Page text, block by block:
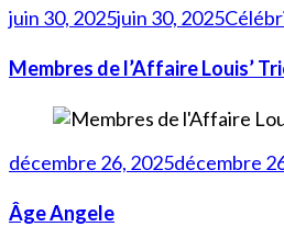
juin 30, 2025juin 30, 2025
Membres de l’Affaire Louis’
décembre 26, 2025décembre
Âge Angele